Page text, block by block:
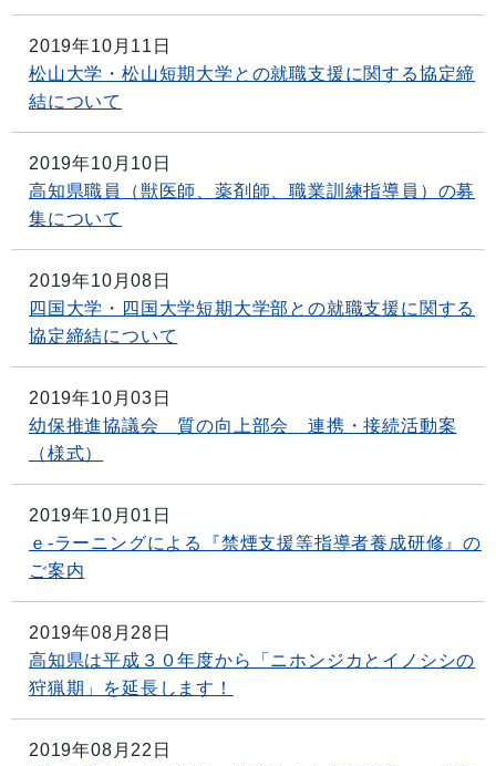
2019年10月11日
松山大学・松山短期大学との就職支援に関する協定締
結について
2019年10月10日
高知県職員（獣医師、薬剤師、職業訓練指導員）の募
集について
2019年10月08日
四国大学・四国大学短期大学部との就職支援に関する
協定締結について
2019年10月03日
幼保推進協議会 質の向上部会 連携・接続活動案
（様式）
2019年10月01日
ｅ-ラーニングによる『禁煙支援等指導者養成研修』の
ご案内
2019年08月28日
高知県は平成３０年度から「ニホンジカとイノシシの
狩猟期」を延長します！
2019年08月22日